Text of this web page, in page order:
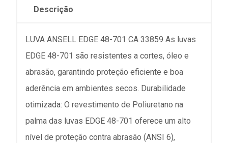
Descrição
LUVA ANSELL EDGE 48-701 CA 33859 As luvas
EDGE 48-701 são resistentes a cortes, óleo e
abrasão, garantindo proteção eficiente e boa
aderência em ambientes secos. Durabilidade
otimizada: O revestimento de Poliuretano na
palma das luvas EDGE 48-701 oferece um alto
nível de proteção contra abrasão (ANSI 6),